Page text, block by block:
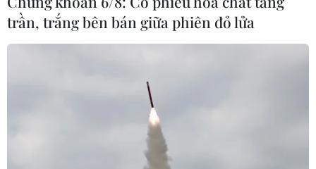
trần, trắng bên bán giữa phiên đỏ lửa